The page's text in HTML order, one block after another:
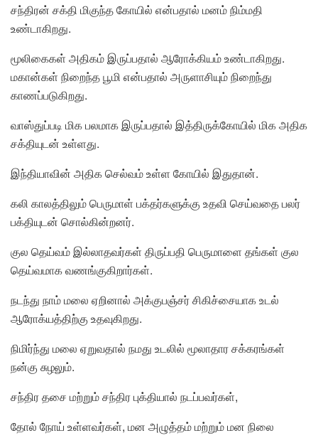
சந்திரன் சக்தி மிகுந்த கோயில் என்பதால் மனம் நிம்மதி
உண்டாகிறது.
மூலிகைகள் அதிகம் இருப்பதால் ஆரோக்கியம் உண்டாகிறது.
மகான்கள் நிறைந்த பூமி என்பதால் அருளாசியும் நிறைந்து
காணப்படுகிறது.
வாஸ்துப்படி மிக பலமாக இருப்பதால் இத்திருக்கோயில் மிக அதிக
சக்தியுடன் உள்ளது.
இந்தியாவின் அதிக செல்வம் உள்ள கோயில் இதுதான்.
கலி காலத்திலும் பெருமாள் பக்தர்களுக்கு உதவி செய்வதை பலர்
பக்தியுடன் சொல்கின்றனர்.
குல தெய்வம் இல்லாதவர்கள் திருப்பதி பெருமாளை தங்கள் குல
தெய்வமாக வணங்குகிறார்கள்.
நடந்து நாம் மலை ஏறினால் அக்குபஞ்சர் சிகிச்சையாக உடல்
ஆரோக்யத்திற்கு உதவுகிறது.
நிமிர்ந்து மலை ஏறுவதால் நமது உடலில் மூலாதார சக்கரங்கள்
நன்கு சுழலும்.
சந்திர தசை மற்றும் சந்திர புக்தியால் நடப்பவர்கள்,
தோல் நோய் உள்ளவர்கள், மன அழுத்தம் மற்றும் மன நிலை